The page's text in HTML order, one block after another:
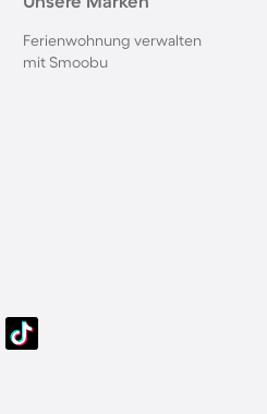
Ferienwohnung verwalten
mit Smoobu